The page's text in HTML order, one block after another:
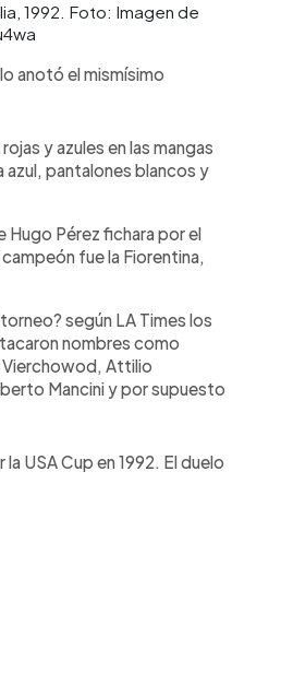
1992. Foto: Imagen de
anotó el mismísimo
y azules en las mangas
pantalones blancos y
Hugo Pérez fichara por el
fue la Fiorentina,
según LA Times los
nombres como
Vierchowod, Attilio
Mancini y por supuesto
USA Cup en 1992. El duelo